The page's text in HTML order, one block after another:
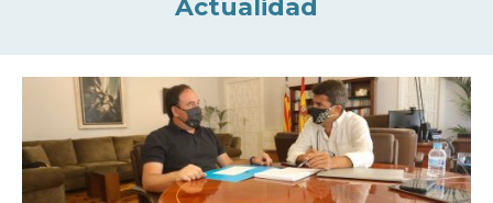
Actualidad